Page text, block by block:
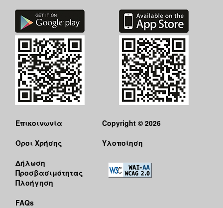
Επικοινωνία
Όροι Χρήσης
Δήλωση
Προσβασιμότητας
Πλοήγηση
FAQs
Copyright © 2026
Υλοποίηση